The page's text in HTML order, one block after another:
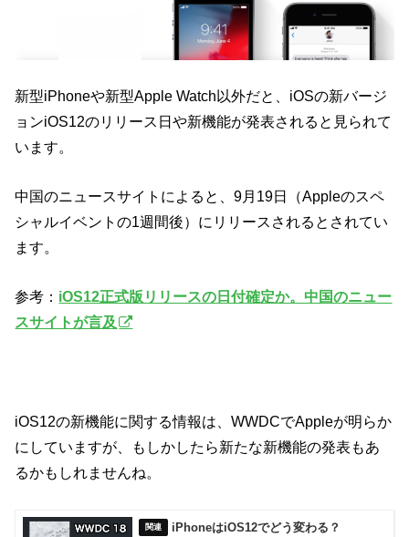
新型iPhoneや新型Apple Watch以外だと、iOSの新バージ
ョンiOS12のリリース日や新機能が発表されると見られて
います。
中国のニュースサイトによると、9月19日（Appleのスペ
シャルイベントの1週間後）にリリースされるとされてい
ます。
参考： iOS12正式版リリースの日付確定か。中国のニュー
スサイトが言及
iOS12の新機能に関する情報は、WWDCでAppleが明らか
にしていますが、もしかしたら新たな新機能の発表もあ
るかもしれませんね。
iPhoneはiOS12でどう変わる？